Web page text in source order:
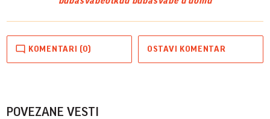
KOMENTARI (0) OSTAVI KOMENTAR
POVEZANE VESTI